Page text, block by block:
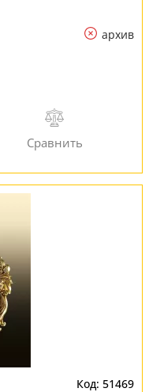
архив
51469